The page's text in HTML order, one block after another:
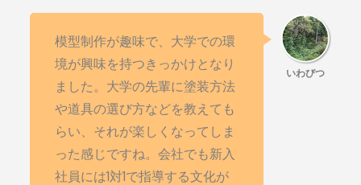
模型制作が趣味で、大学での環
境が興味を持つきっかけとなり
ました。大学の先輩に塗装方法
や道具の選び方などを教えても
らい、それが楽しくなってしま
った感じですね。会社でも新入
社員には1対1で指導する文化が